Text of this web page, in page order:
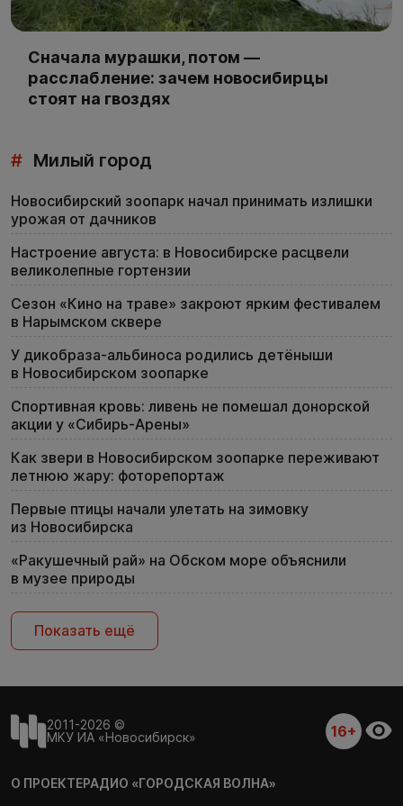
Сначала мурашки, потом —
расслабление: зачем новосибирцы
стоят на гвоздях
# Милый город
Новосибирский зоопарк начал принимать излишки
урожая от дачников
Настроение августа: в Новосибирске расцвели
великолепные гортензии
Сезон «Кино на траве» закроют ярким фестивалем
в Нарымском сквере
У дикобраза-альбиноса родились детёныши
в Новосибирском зоопарке
Спортивная кровь: ливень не помешал донорской
акции у «Сибирь-Арены»
Как звери в Новосибирском зоопарке переживают
летнюю жару: фоторепортаж
Первые птицы начали улетать на зимовку
из Новосибирска
«Ракушечный рай» на Обском море объяснили
в музее природы
Показать ещё
2011-2026 ©
МКУ ИА «Новосибирск»
16+
О ПРОЕКТЕРАДИО «ГОРОДСКАЯ ВОЛНА»